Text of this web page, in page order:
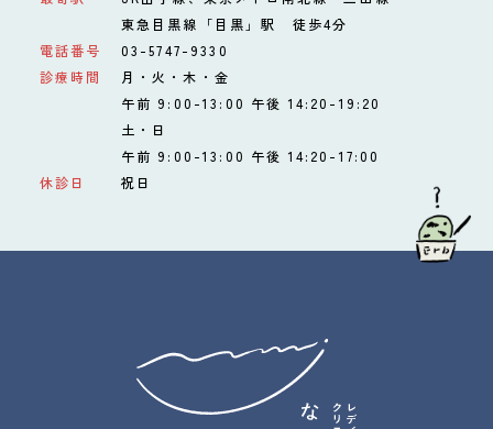
東急目黒線「目黒」駅 徒歩4分
電話番号
03-5747-9330
診療時間
月・火・木・金
午前 9:00-13:00 午後 14:20-19:20
土・日
午前 9:00-13:00 午後 14:20-17:00
休診日
祝日